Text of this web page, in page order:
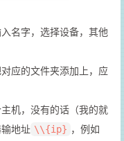
名字，选择设备，其他
应的文件夹添加上，应
机，没有的话（我的就
地址 \\{ip} ，例如